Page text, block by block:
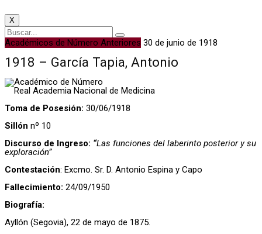
X
Académicos de Número Anteriores 30 de junio de 1918
1918 – García Tapia, Antonio
Académico de Número
Real Academia Nacional de Medicina
Toma de Posesión: 30/06/1918
Sillón nº 10
Discurso de Ingreso: “Las funciones del laberinto posterior y su
exploración”
Contestación: Excmo. Sr. D. Antonio Espina y Capo
Fallecimiento: 24/09/1950
Biografía:
Ayllón (Segovia), 22 de mayo de 1875.